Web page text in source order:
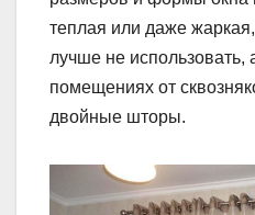
теплая или даже
лучше не использовать,
помещениях от
двойные шторы.